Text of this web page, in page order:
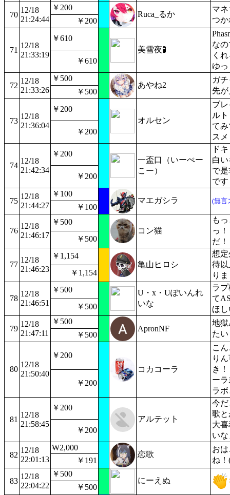
70
12/18
21:24:44
￥200
Ruca_るか
マ
つ
￥200
71
12/18
21:33:19
￥610
美雪夜🧪
な
く
ゆ
￥610
72
12/18
21:33:26
￥500
あやね2
ガ
先
￥500
73
12/18
21:36:04
￥200
オルセン
ブ
ル
て
スメ
￥200
74
12/18
21:42:34
￥200
一盃口（いーぺー
こー）
ド
白
で
で
￥200
75
12/18
21:44:27
￥100
マエガシラ (無言
￥100
76
12/18
21:46:17
￥500
コン猫
も
っ
だ
￥500
77
12/18
21:46:23
￥1,154
亀山ヒロシ
想
待
り
￥1,154
78
12/18
21:46:51
￥500
U・x・Uぽいんれ
いな
ラ
て
ほ
￥500
79
12/18
21:47:11
￥500
ApronNF
地
たい
￥500
80
12/18
21:50:40
￥200
コカコーラ
こ
り
き
ー
ラ
￥200
81
12/18
21:58:45
￥200
アルテット
今
歌
大
い
￥200
82
12/18
22:01:13
₩2,000
恋歌
お
ね！
￥191
83
12/18
22:04:22
￥500
にーえぬ
￥500